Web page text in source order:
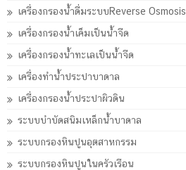
เครื่องกรองน้ำดื่มระบบReverse Osmosis
เครื่องกรองน้ำเค็มเป็นน้ำจืด
เครื่องกรองน้ำทะเลเป็นน้ำจืด
เครื่องทำน้ำประปาบาดาล
เครื่องกรองน้ำประปาผิวดิน
ระบบบำบัดสนิมเหล็กน้ำบาดาล
ระบบกรองหินปูนอุตสาหกรรม
ระบบกรองหินปูนในครัวเรือน